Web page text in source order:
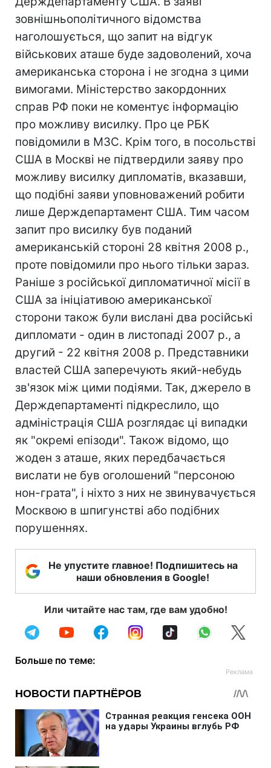
зовнішньополітичного відомства
наголошується, що запит на відгук
військових аташе буде задоволений, хоча
американська сторона і не згодна з цими
вимогами. Міністерство закордонних
справ РФ поки не коментує інформацію
про можливу висилку. Про це РБК
повідомили в МЗС. Крім того, в посольстві
США в Москві не підтвердили заяву про
можливу висилку дипломатів, вказавши,
що подібні заяви уповноважений робити
лише Держдепартамент США. Тим часом
запит про висилку був поданий
американській стороні 28 квітня 2008 р.,
проте повідомили про нього тільки зараз.
Раніше з російської дипломатичної місії в
США за ініціативою американської
сторони також були вислані два російські
дипломати - один в листопаді 2007 р., а
другий - 22 квітня 2008 р. Представники
властей США заперечують який-небудь
зв'язок між цими подіями. Так, джерело в
Держдепартаменті підкреслило, що
адміністрація США розглядає ці випадки
як "окремі епізоди". Також відомо, що
жоден з аташе, яких передбачається
вислати не був оголошений "персоною
нон-грата", і ніхто з них не звинувачується
Москвою в шпигунстві або подібних
порушеннях.
Не упустите главное! Подпишитесь на
наши обновления в Google!
Или читайте нас там, где вам удобно!
Больше по теме: